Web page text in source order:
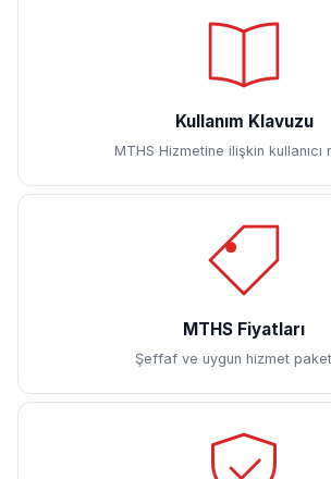
Kullanım Klavuzu
MTHS Hizmetine ilişkin kullanıcı
MTHS Fiyatları
Şeffaf ve uygun hizmet